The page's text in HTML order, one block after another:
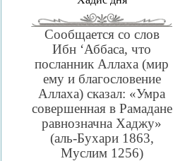
Сообщается со слов
Ибн ‘Аббаса, что
посланник Аллаха (мир
ему и благословение
Аллаха) сказал: «Умра
совершенная в Рамадане
равнозначна Хаджу»
(аль-Бухари 1863,
Муслим 1256)